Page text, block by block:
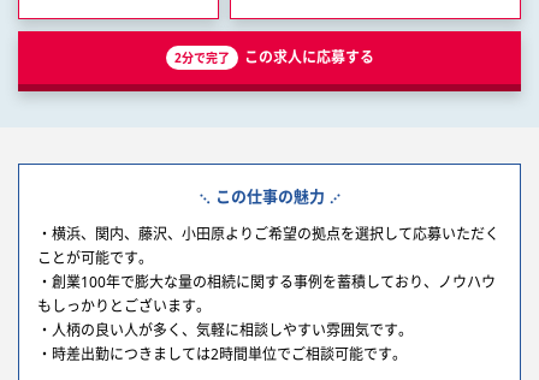
2分で完了 この求人に応募する
この仕事の魅力
・横浜、関内、藤沢、小田原よりご希望の拠点を選択して応募いただく
ことが可能です。
・創業100年で膨大な量の相続に関する事例を蓄積しており、ノウハウ
もしっかりとございます。
・人柄の良い人が多く、気軽に相談しやすい雰囲気です。
・時差出勤につきましては2時間単位でご相談可能です。